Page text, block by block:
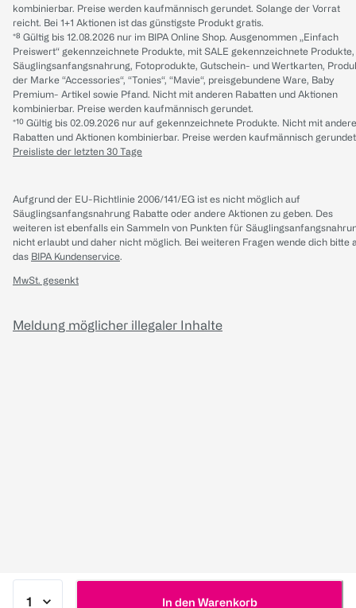
In den Warenkorb
kombinierbar. Preise werden kaufmännisch gerundet. Solange der Vorrat
reicht. Bei 1+1 Aktionen ist das günstigste Produkt gratis.
*⁸ Gültig bis 12.08.2026 nur im BIPA Online Shop. Ausgenommen „Einfach
Preiswert“ gekennzeichnete Produkte, mit SALE gekennzeichnete Produkte,
Säuglingsanfangsnahrung, Fotoprodukte, Gutschein- und Wertkarten,
der Marke “Accessories“, “Tonies“, “Mavie“, preisgebundene Ware, Baby
Premium- Artikel sowie Pfand. Nicht mit anderen Rabatten und Aktionen
kombinierbar. Preise werden kaufmännisch gerundet.
*¹⁰ Gültig bis 02.09.2026 nur auf gekennzeichnete Produkte. Nicht mit
Rabatten und Aktionen kombinierbar. Preise werden kaufmännisch
Preisliste der letzten 30 Tage
Aufgrund der EU-Richtlinie 2006/141/EG ist es nicht möglich auf
Säuglingsanfangsnahrung Rabatte oder andere Aktionen zu geben. Des
weiteren ist ebenfalls ein Sammeln von Punkten für
nicht erlaubt und daher nicht möglich. Bei weiteren Fragen wende dich bitte
das BIPA Kundenservice.
MwSt. gesenkt
Meldung möglicher illegaler Inhalte